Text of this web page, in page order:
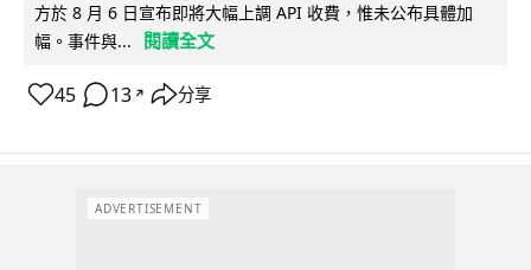
方於 8 月 6 日宣布即將大幅上調 API 收費，惟未公布具體加
幅。事件與...
閱讀全文
45 13 ↗ 分享
ADVERTISEMENT